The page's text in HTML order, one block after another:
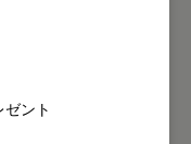
ント